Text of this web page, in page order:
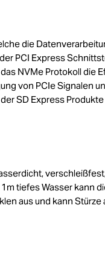
die
PCI Express
NVMe Protokoll die
von PCIe Signalen
SD Express
tiefes Wasser kann
aus und kann